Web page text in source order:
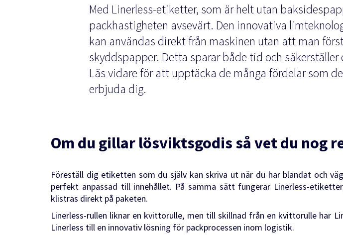
Med Linerless-etiketter, som är helt utan
packhastigheten avsevärt. Den innovativa
kan användas direkt från maskinen utan att man
skyddspapper. Detta sparar både tid och säkerställer
Läs vidare för att upptäcka de många fördelar som
erbjuda dig.
Om du gillar lösviktsgodis så vet du nog
Föreställ dig etiketten som du själv kan skriva ut när du har blandat och
perfekt anpassad till innehållet. På samma sätt fungerar Linerless-
klistras direkt på paketen.
Linerless-rullen liknar en kvittorulle, men till skillnad från en kvittorulle har
Linerless till en innovativ lösning för packprocessen inom logistik.